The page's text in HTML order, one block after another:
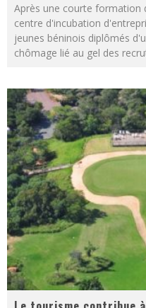
Après une courte formation
centre d'incubation
jeunes béninois diplômés
chômage lié au gel des